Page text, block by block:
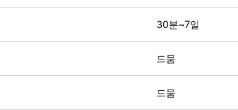
30분~7일
드뭄
드뭄